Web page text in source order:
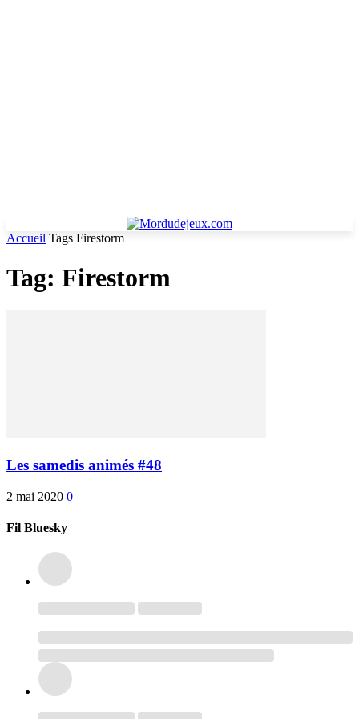
Accueil Tags Firestorm
Tag: Firestorm
Les samedis animés #48
2 mai 2020 0
Fil Bluesky